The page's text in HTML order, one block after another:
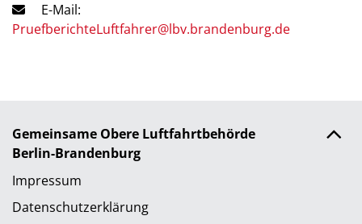
E-Mail:
PruefberichteLuftfahrer@lbv.brandenburg.de
Gemeinsame Obere Luftfahrtbehörde
Berlin-Brandenburg
Impressum
Datenschutzerklärung